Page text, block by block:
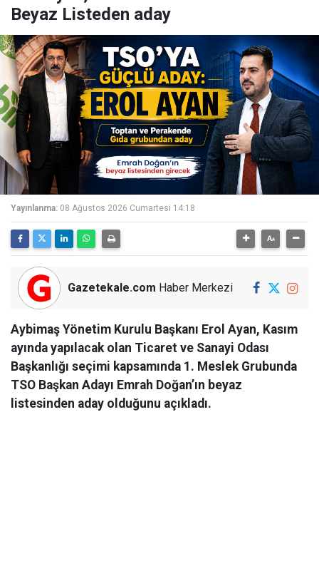
Beyaz Listeden aday
Yayınlanma: 08 Ağustos 2026 Cumartesi 14:18
Gazetekale.com Haber Merkezi
Aybimaş Yönetim Kurulu Başkanı Erol Ayan, Kasım
ayında yapılacak olan Ticaret ve Sanayi Odası
Başkanlığı seçimi kapsamında 1. Meslek Grubunda
TSO Başkan Adayı Emrah Doğan’ın beyaz
listesinden aday olduğunu açıkladı.